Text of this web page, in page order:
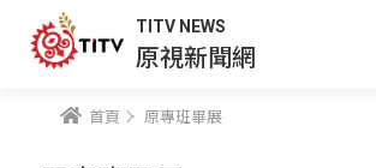
TITV NEWS
原視新聞網
首頁 原專班畢展